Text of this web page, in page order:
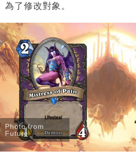
為了修改對象。
Photo from
Future